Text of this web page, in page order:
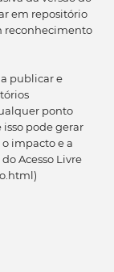
em repositório
reconhecimento
publicar e
ponto
pode gerar
impacto e a
Acesso Livre